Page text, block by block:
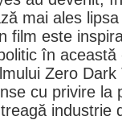
mai ales
film este
în
Zero
cu privire la
industrie